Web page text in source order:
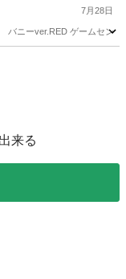
7月28日
ニーver.RED ゲームセンタ
来る